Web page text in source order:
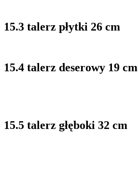
15.3 talerz płytki 26 cm
15.4 talerz deserowy 19 cm
15.5 talerz głęboki 32 cm